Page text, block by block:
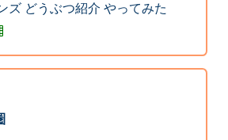
ズ どうぶつ紹介 やってみた